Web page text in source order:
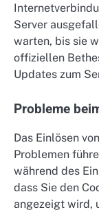
Server
warten, bis sie
offiziellen
Updates zum
Probleme
Das Einlösen
Problemen
während des
dass Sie den
angezeigt wird,